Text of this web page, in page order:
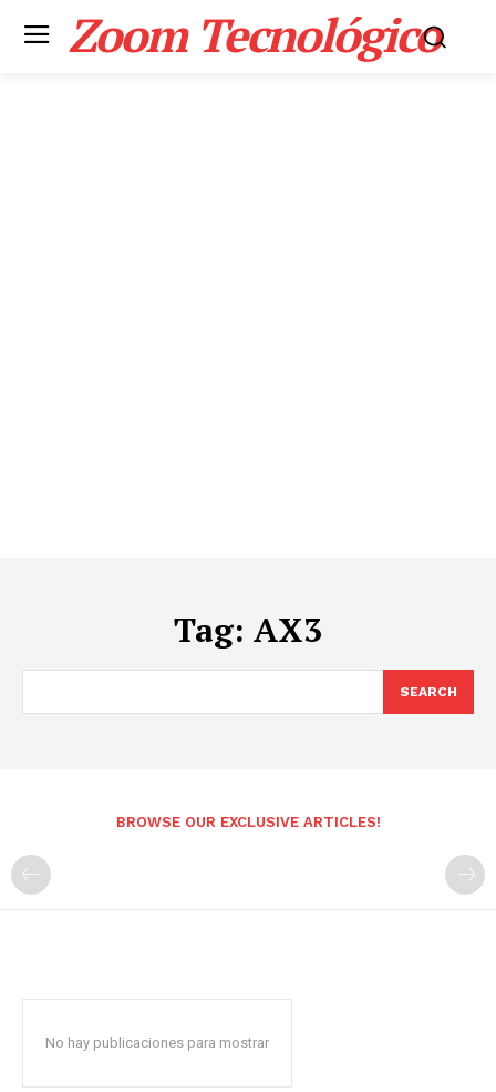
Zoom Tecnológico
Tag: AX3
SEARCH
BROWSE OUR EXCLUSIVE ARTICLES!
No hay publicaciones para mostrar